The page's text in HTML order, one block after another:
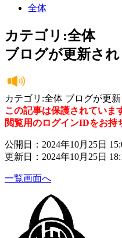
全体
カテゴリ:全体
ブログが更新さ
カテゴリ:全体 ブログが更
この記事は保護されていま
閲覧用のログインIDをお持
公開日：2024年10月25日
更新日：2024年10月25日
一覧画面へ